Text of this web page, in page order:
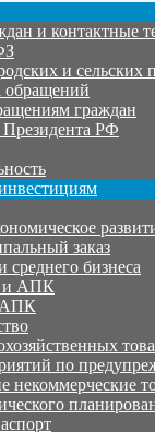
и контактные
и сельских
обращений
граждан
Президента РФ
заказ
бизнеса
и АПК
АПК
по
некоммерческие